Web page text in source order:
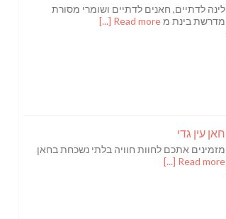
לינה לדתיים, חאנים לדתיים ושומרי מסורת
מדרשת בינת מRead more [...]
חאן עין גדי
מזמינים אתכם לחוות חוויה בלתי נשכחת בחאן
Read more [...]